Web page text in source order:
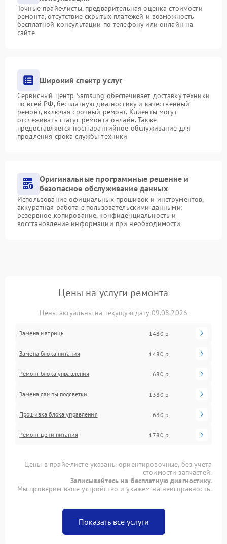
Точные прайс-листы, предварительная оценка стоимости
ремонта, отсутствие скрытых платежей и возможность
бесплатной консультации по телефону или онлайн на
сайте
Широкий спектр услуг
Сервисный центр Samsung обеспечивает доставку техники
по всей РФ, бесплатную диагностику и качественный
ремонт, включая срочный ремонт. Клиенты могут
отслеживать статус ремонта онлайн. Также
предоставляется постгарантийное обслуживание для
продления срока службы техники
Оригинальные программные решение и
безопасное обслуживание данных
Использование официальных прошивок и инструментов,
аккуратная работа с пользовательскими данными:
резервное копирование, конфиденциальность и
восстановление информации при необходимости
Цены на услуги ремонта
Цены актуальны на текущую дату 09.08.2026
Замена матрицы 1480 р
Замена блока питания 1480 р
Ремонт блока управления 680 р
Замена лампы подсветки 1380 р
Прошивка блока управления 680 р
Ремонт цепи питания 1780 р
Цены в прайс-листе указаны ориентировочные, без учета
стоимости запчастей.
Записывайтесь на бесплатную диагностику.
Мы проверим ваше устройство и укажем на неисправность.
Показать все услуги